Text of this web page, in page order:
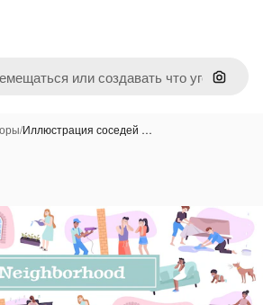
Поиск
/Иллюстрация соседей …